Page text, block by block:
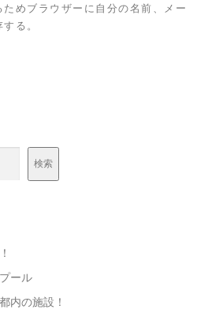
めブラウザーに自分の名前、メー
る。
検索
ール
内の施設！